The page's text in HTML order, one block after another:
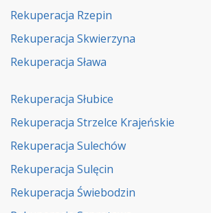
Rekuperacja Rzepin
Rekuperacja Skwierzyna
Rekuperacja Sława
Rekuperacja Słubice
Rekuperacja Strzelce Krajeńskie
Rekuperacja Sulechów
Rekuperacja Sulęcin
Rekuperacja Świebodzin